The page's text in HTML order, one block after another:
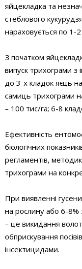
яйцекладка та
стеблового
нараховується по 1-
З початком
випуск трихограми з
до 3-х кладок яєць
самиць трихограми
– 100 тис/га; 6-8
Ефективність
біологічних
регламентів,
трихограми на
При виявленні
на рослину або 6-8%
– це викидання
обприскування
інсектицидами.